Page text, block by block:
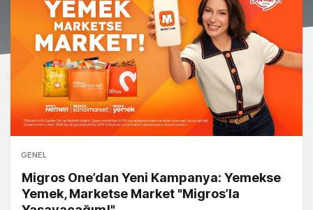
GENEL
Migros One’dan Yeni Kampanya: Yemekse
Yemek, Marketse Market "Migros’la